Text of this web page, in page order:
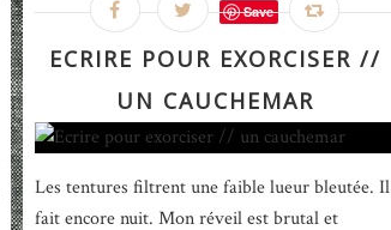
Save
ECRIRE POUR EXORCISER //
UN CAUCHEMAR
Les tentures filtrent une faible lueur bleutée. Il
fait encore nuit. Mon réveil est brutal et